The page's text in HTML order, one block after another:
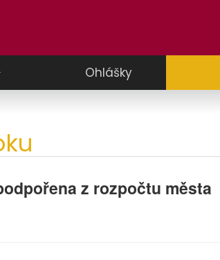
Ohlášky
z rozpočtu města